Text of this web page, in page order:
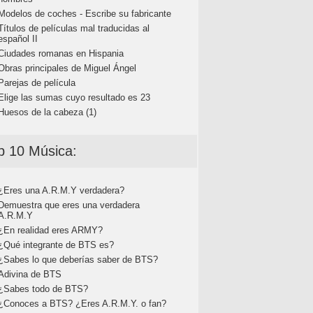
de coches - Escribe su fabricante
de películas mal traducidas al
II
romanas en Hispania
principales de Miguel Ángel
de película
las sumas cuyo resultado es 23
de la cabeza (1)
10 Música:
una A.R.M.Y verdadera?
que eres una verdadera
realidad eres ARMY?
integrante de BTS es?
lo que deberías saber de BTS?
de BTS
todo de BTS?
a BTS? ¿Eres A.R.M.Y. o fan?